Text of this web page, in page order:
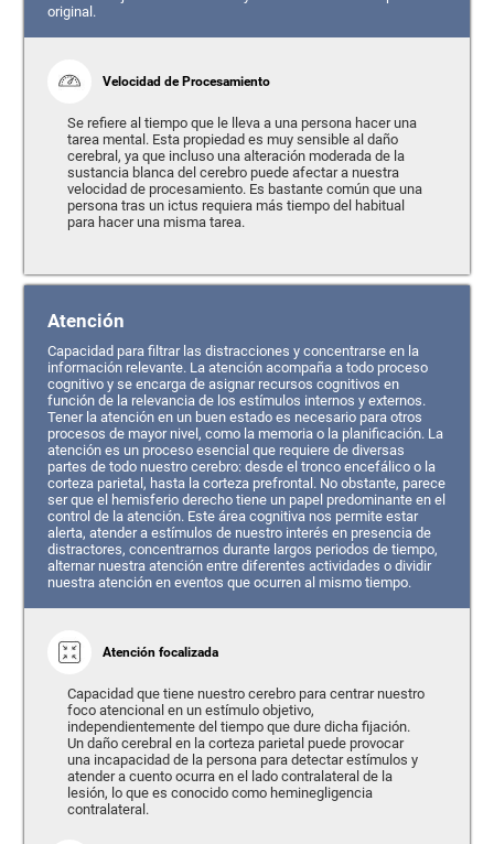
original.
Velocidad de Procesamiento
Se refiere al tiempo que le lleva a una persona hacer una
tarea mental. Esta propiedad es muy sensible al daño
cerebral, ya que incluso una alteración moderada de la
sustancia blanca del cerebro puede afectar a nuestra
velocidad de procesamiento. Es bastante común que una
persona tras un ictus requiera más tiempo del habitual
para hacer una misma tarea.
Atención
Capacidad para filtrar las distracciones y concentrarse en la
información relevante. La atención acompaña a todo proceso
cognitivo y se encarga de asignar recursos cognitivos en
función de la relevancia de los estímulos internos y externos.
Tener la atención en un buen estado es necesario para otros
procesos de mayor nivel, como la memoria o la planificación. La
atención es un proceso esencial que requiere de diversas
partes de todo nuestro cerebro: desde el tronco encefálico o la
corteza parietal, hasta la corteza prefrontal. No obstante, parece
ser que el hemisferio derecho tiene un papel predominante en el
control de la atención. Este área cognitiva nos permite estar
alerta, atender a estímulos de nuestro interés en presencia de
distractores, concentrarnos durante largos periodos de tiempo,
alternar nuestra atención entre diferentes actividades o dividir
nuestra atención en eventos que ocurren al mismo tiempo.
Atención focalizada
Capacidad que tiene nuestro cerebro para centrar nuestro
foco atencional en un estímulo objetivo,
independientemente del tiempo que dure dicha fijación.
Un daño cerebral en la corteza parietal puede provocar
una incapacidad de la persona para detectar estímulos y
atender a cuento ocurra en el lado contralateral de la
lesión, lo que es conocido como heminegligencia
contralateral.